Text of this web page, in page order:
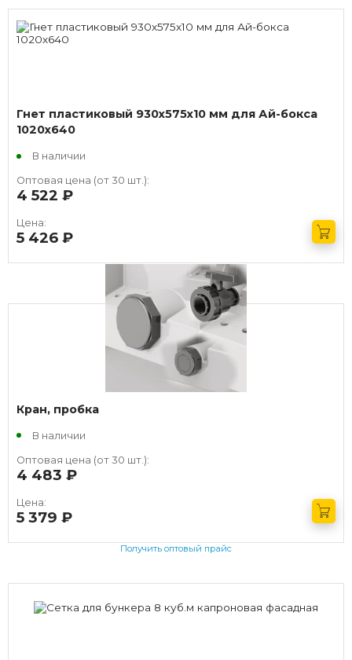
Гнет пластиковый 930х575х10 мм для Ай-бокса
1020х640
В наличии
Оптовая цена (от 30 шт.):
4 522
Цена:
5 426
Получить оптовый прайс
Кран, пробка
В наличии
Оптовая цена (от 30 шт.):
4 483
Цена:
5 379
Получить оптовый прайс